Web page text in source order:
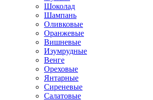
Шоколад
Шампань
Оливковые
Оранжевые
Вишневые
Изумрудные
Венге
Ореховые
Янтарные
Сиреневые
Салатовые